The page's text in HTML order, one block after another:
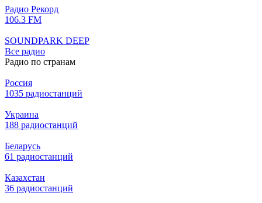
Радио Рекорд
106.3 FM
SOUNDPARK DEEP
Все радио
Радио по странам
Россия
1035 радиостанций
Украина
188 радиостанций
Беларусь
61 радиостанций
Казахстан
36 радиостанций